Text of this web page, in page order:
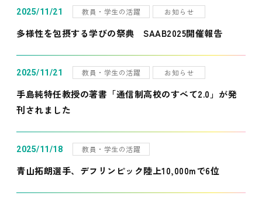
2025/11/21 教員・学生の活躍 お知らせ
多様性を包摂する学びの祭典 SAAB2025開催報告
2025/11/21 教員・学生の活躍 お知らせ
手島純特任教授の著書「通信制高校のすべて2.0」が発
刊されました
2025/11/18 教員・学生の活躍
青山拓朗選手、デフリンピック陸上10,000mで6位